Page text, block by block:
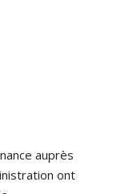
auprès
ont